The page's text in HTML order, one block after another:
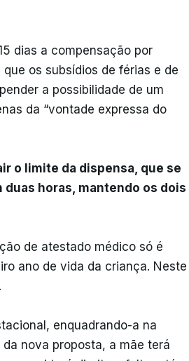
dias a compensação por
os subsídios de férias e de
a possibilidade de um
da “vontade expressa do
o limite da dispensa, que se
horas, mantendo os dois
de atestado médico só é
ano de vida da criança. Neste
enquadrando-a na
nova proposta, a mãe terá